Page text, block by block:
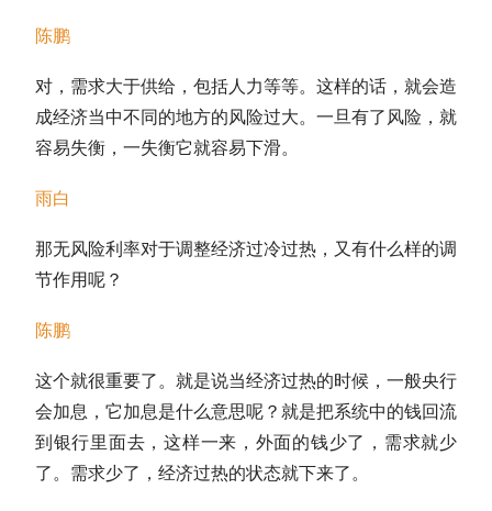
陈鹏
对，需求大于供给，包括人力等等。这样的话，就会造
成经济当中不同的地方的风险过大。一旦有了风险，就
容易失衡，一失衡它就容易下滑。
雨白
那无风险利率对于调整经济过冷过热，又有什么样的调
节作用呢？
陈鹏
这个就很重要了。就是说当经济过热的时候，一般央行
会加息，它加息是什么意思呢？就是把系统中的钱回流
到银行里面去，这样一来，外面的钱少了，需求就少
了。需求少了，经济过热的状态就下来了。